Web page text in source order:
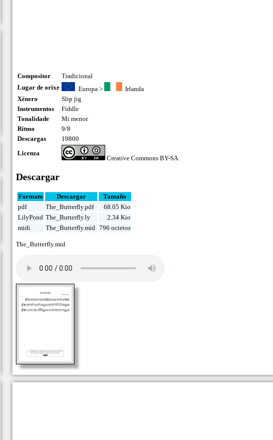
Compositor
Tradicional
Lugar de orixe
Europa >
Irlanda
Xénero
Slip jig
Instrumentos
Fiddle
Tonalidade
Mi menor
Ritmo
9/8
Descargas
19800
Licenza
Creative Commons BY-SA
Descargar
Formato Descargar
Tamaño
pdf
The_Butterfly.pdf
68.05 Kio
LilyPond The_Butterfly.ly
2.34 Kio
midi
The_Butterfly.mid 796 octetos
The_Butterfly.mid